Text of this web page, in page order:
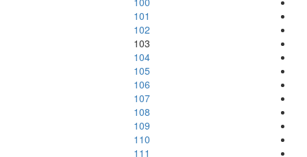
101
102
103
104
105
106
107
108
109
110
111